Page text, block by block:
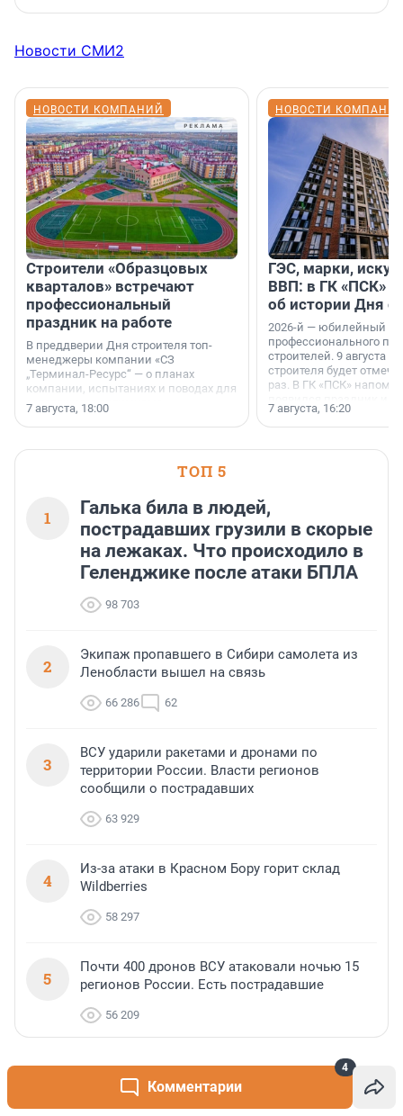
Комментарии
4
Новости СМИ2
НОВОСТИ КОМПАНИЙ
Строители «Образцовых
кварталов» встречают
профессиональный
праздник на работе
В преддверии Дня строителя топ-
менеджеры компании «СЗ
„Терминал-Ресурс“ — о планах
компании, испытаниях и поводах для
осторожного оптимизма.
7 августа, 18:00
НОВОСТИ
ГЭС, марки,
ВВП: в ГК «ПСК»
об истории Дня
2026-й — юбилейный
профессионального
строителей. 9 августа
строителя будет
раз. В ГК «ПСК»
поменялась роль
7 августа, 16:20
ТОП 5
1
Галька била в людей,
пострадавших грузили в скорые
на лежаках. Что происходило в
Геленджике после атаки БПЛА
98 703
2
Экипаж пропавшего в Сибири самолета из
Ленобласти вышел на связь
66 286 62
3
ВСУ ударили ракетами и дронами по
территории России. Власти регионов
сообщили о пострадавших
63 929
4
Из-за атаки в Красном Бору горит склад
Wildberries
58 297
5
Почти 400 дронов ВСУ атаковали ночью 15
регионов России. Есть пострадавшие
56 209
ПРОМОКОДЫ